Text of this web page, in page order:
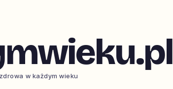
w każdym wieku